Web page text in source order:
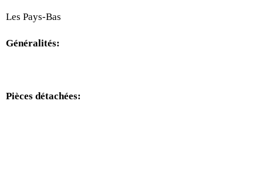
Les Pays-Bas
Généralités:
Pièces détachées: